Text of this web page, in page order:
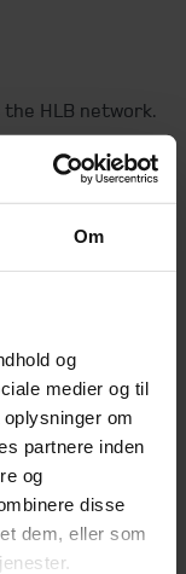
Om
og
medier og til
om
partnere inden
og
disse
dem, eller som
HLB network.
for a
so
fruits of
are
sales